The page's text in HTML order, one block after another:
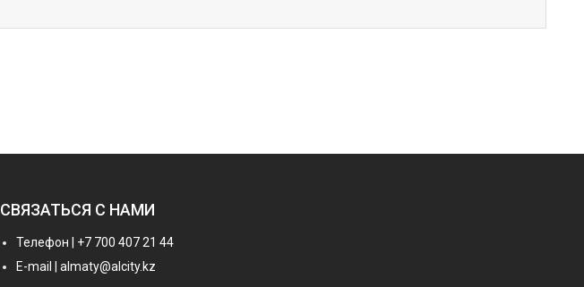
СВЯЗАТЬСЯ С НАМИ
Телефон | +7 700 407 21 44
E-mail | almaty@alcity.kz